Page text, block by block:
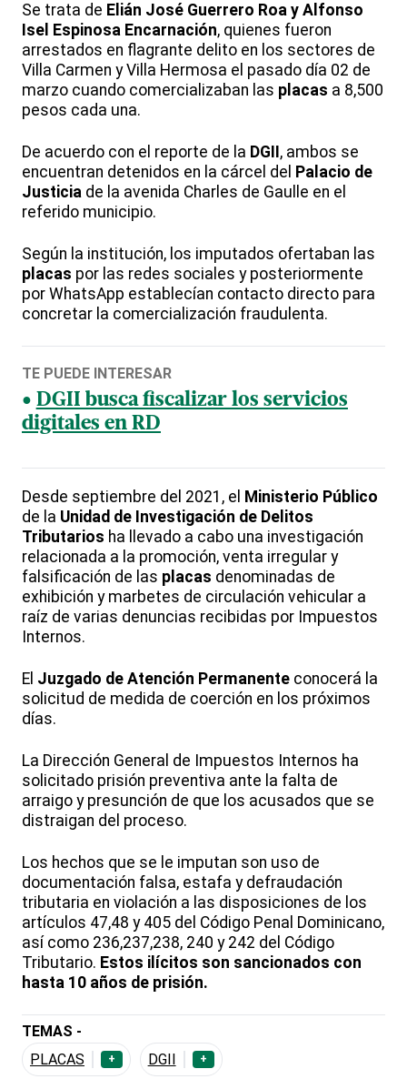
Se trata de Elián José Guerrero Roa y Alfonso
Isel Espinosa Encarnación, quienes fueron
arrestados en flagrante delito en los sectores de
Villa Carmen y Villa Hermosa el pasado día 02 de
marzo cuando comercializaban las placas a 8,500
pesos cada una.
De acuerdo con el reporte de la DGII , ambos se
encuentran detenidos en la cárcel del Palacio de
Justicia de la avenida Charles de Gaulle en el
referido municipio.
Según la institución, los imputados ofertaban las
placas por las redes sociales y posteriormente
por WhatsApp establecían contacto directo para
concretar la comercialización fraudulenta.
TE PUEDE INTERESAR
DGII busca fiscalizar los servicios
digitales en RD
Desde septiembre del 2021, el Ministerio Público
de la Unidad de Investigación de Delitos
Tributarios ha llevado a cabo una investigación
relacionada a la promoción, venta irregular y
falsificación de las placas denominadas de
exhibición y marbetes de circulación vehicular a
raíz de varias denuncias recibidas por Impuestos
Internos.
El Juzgado de Atención Permanente conocerá la
solicitud de medida de coerción en los próximos
días.
La Dirección General de Impuestos Internos ha
solicitado prisión preventiva ante la falta de
arraigo y presunción de que los acusados que se
distraigan del proceso.
Los hechos que se le imputan son uso de
documentación falsa, estafa y defraudación
tributaria en violación a las disposiciones de los
artículos 47,48 y 405 del Código Penal Dominicano,
así como 236,237,238, 240 y 242 del Código
Tributario. Estos ilícitos son sancionados con
hasta 10 años de prisión.
TEMAS -
PLACAS
+ DGII +